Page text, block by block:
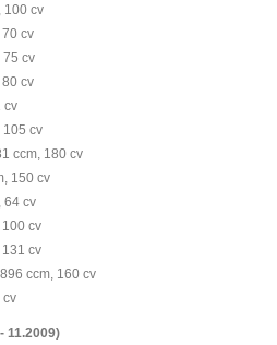
100 cv
cv
75 cv
cv
cv
105 cv
ccm, 180 cv
150 cv
64 cv
cv
cv
ccm, 160 cv
cv
11.2009)